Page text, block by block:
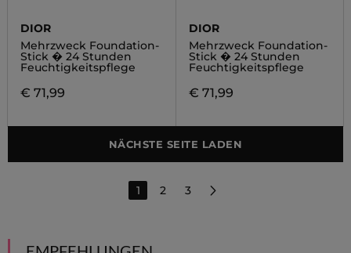
DIOR
Mehrzweck Foundation-
Stick � 24 Stunden
Feuchtigkeitspflege
€ 71,99
DIOR
Mehrzweck Foundation-
Stick � 24 Stunden
Feuchtigkeitspflege
€ 71,99
NÄCHSTE SEITE LADEN
1 2 3